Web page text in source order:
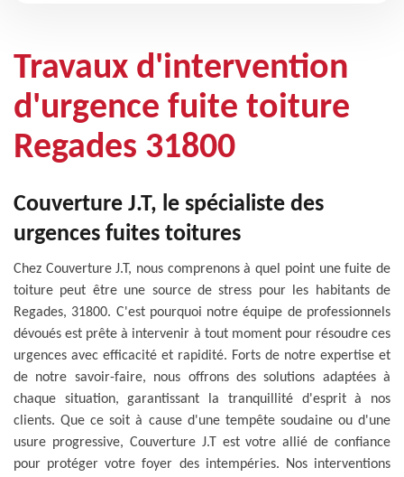
Travaux d'intervention
d'urgence fuite toiture
Regades 31800
Couverture J.T, le spécialiste des
urgences fuites toitures
Chez Couverture J.T, nous comprenons à quel point une fuite de
toiture peut être une source de stress pour les habitants de
Regades, 31800. C'est pourquoi notre équipe de professionnels
dévoués est prête à intervenir à tout moment pour résoudre ces
urgences avec efficacité et rapidité. Forts de notre expertise et
de notre savoir-faire, nous offrons des solutions adaptées à
chaque situation, garantissant la tranquillité d'esprit à nos
clients. Que ce soit à cause d'une tempête soudaine ou d'une
usure progressive, Couverture J.T est votre allié de confiance
pour protéger votre foyer des intempéries. Nos interventions